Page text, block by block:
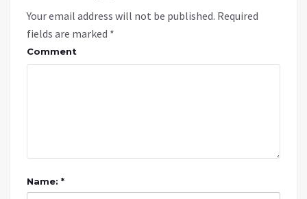
Your email address will not be published. Required
fields are marked *
Comment
Name: *